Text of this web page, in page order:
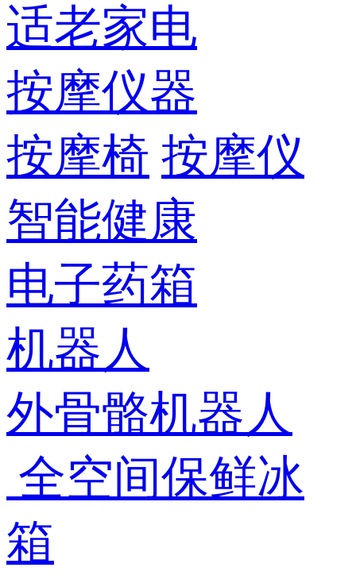
适老家电
按摩仪器
按摩椅 按摩仪
智能健康
电子药箱
机器人
外骨骼机器人
全空间保鲜冰
箱